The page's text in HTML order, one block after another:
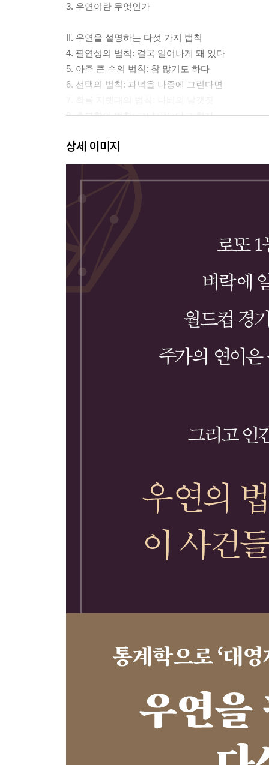
3. 우연이란 무엇인가
II. 우연을 설명하는 다섯 가지 법칙
4. 필연성의 법칙: 결국 일어나게 돼 있다
5. 아주 큰 수의 법칙: 참 많기도 하다
6. 선택의 법칙: 과녁을 나중에 그린다면
8. 충분함의 법칙: 그냥 맞는다고 치자
III. 신은 주사위 놀이를 하지 않는다
9. 오해의 동물, 인간
10. 생명과 우주에도 우연은 있다
11. 우연의 법칙을 어떻게 사용해야 할까?
나오며: 기적은 전혀 놀라운 일이 아니다
부록 A: 정신이 멍할 정도로 큰 수와 아찔할 정도로
부록 B: 확률을 계산하는 규칙들
상세 이미지